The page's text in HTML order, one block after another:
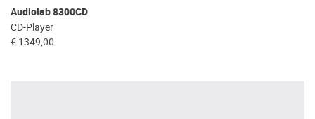
Audiolab 8300CD
CD-Player
€ 1349,00